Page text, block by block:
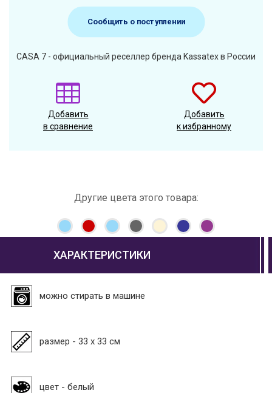
Сообщить о поступлении
CASA 7 - официальный реселлер бренда Kassatex в России
Добавить
в сравнение
Добавить
к избранному
Другие цвета этого товара:
ХАРАКТЕРИСТИКИ
можно стирать в машине
размер - 33 х 33 см
цвет - белый